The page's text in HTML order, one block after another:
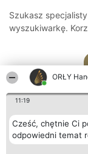
ORŁY
11:19
Cześć, chętnie Ci
odpowiedni temat
Szukasz
wyszukiwarkę.